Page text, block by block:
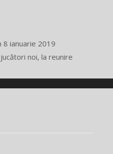
ianuarie 2019
noi, la reunire